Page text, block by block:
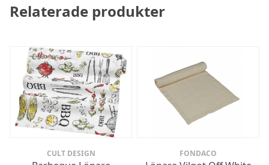
Relaterade produkter
CULT DESIGN FONDACO